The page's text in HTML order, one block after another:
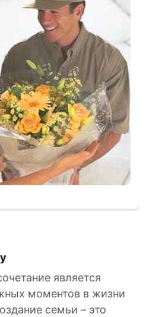
является
моментов в жизни
семьи – это